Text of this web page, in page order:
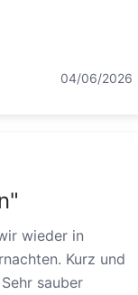
04/06/2026
wieder in
Kurz und
sauber